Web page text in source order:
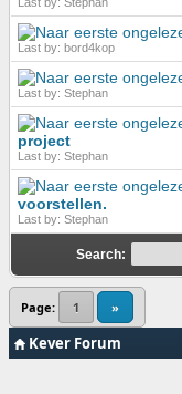
Last by: bord4kop
Last by: Stephan
project
Last by: Stephan
voorstellen.
Last by: Stephan
Search:
Page: 1 »
Kever Forum